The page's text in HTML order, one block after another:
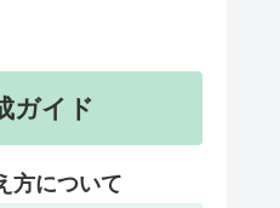
ガイド
方について